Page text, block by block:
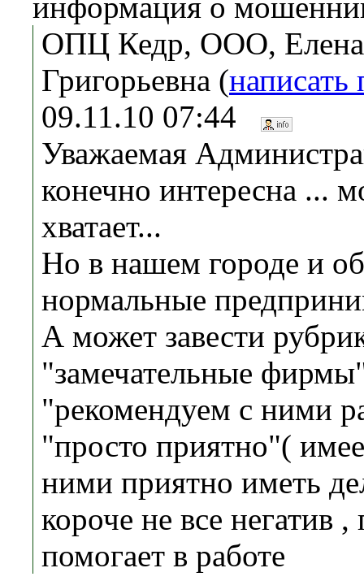
ОПЦ Кедр, ООО, Елена
Григорьевна (написать
09.11.10 07:44
Уважаемая
конечно интересна ...
хватает...
Но в нашем городе и
нормальные
А может завести
"замечательные
"рекомендуем с ними
"просто приятно"(
ними приятно иметь
короче не все негатив
помогает в работе